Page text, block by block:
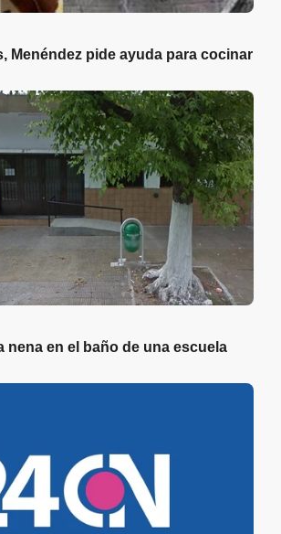
Menéndez pide ayuda para cocinar
nena en el baño de una escuela